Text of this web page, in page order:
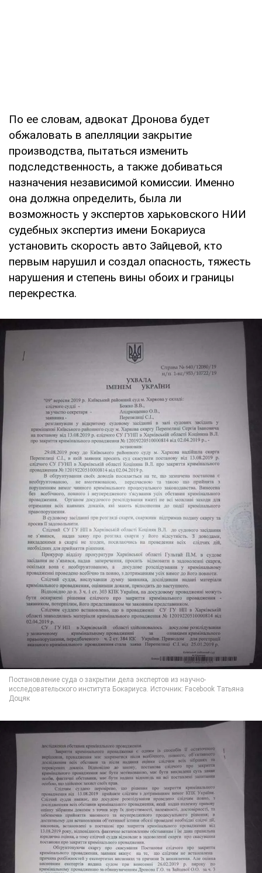
По ее словам, адвокат Дронова будет
обжаловать в апелляции закрытие
производства, пытаться изменить
подследственность, а также добиваться
назначения независимой комиссии. Именно
она должна определить, была ли
возможность у экспертов харьковского НИИ
судебных экспертиз имени Бокариуса
установить скорость авто Зайцевой, кто
первым нарушил и создал опасность, тяжесть
нарушения и степень вины обоих и границы
перекрестка.